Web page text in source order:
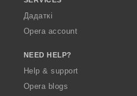
Дадаткі
Opera account
NEED HELP?
Help & support
Opera blogs